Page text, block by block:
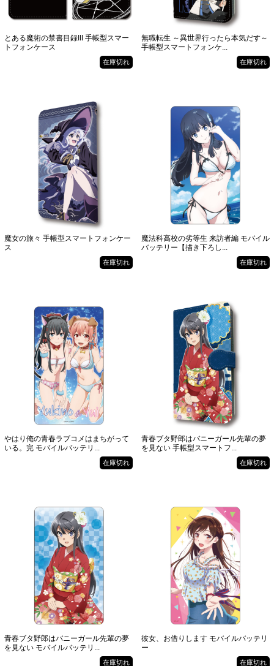
とある魔術の禁書目録III 手帳型スマー
トフォンケース
在庫切れ
無職転生 ～異世界行ったら本気だす～
手帳型スマートフォンケ...
在庫切れ
魔女の旅々 手帳型スマートフォンケー
ス
在庫切れ
魔法科高校の劣等生 来訪者編 モバイル
バッテリー【描き下ろし...
在庫切れ
やはり俺の青春ラブコメはまちがって
いる。完 モバイルバッテリ...
在庫切れ
青春ブタ野郎はバニーガール先輩の夢
を見ない 手帳型スマートフ...
在庫切れ
青春ブタ野郎はバニーガール先輩の夢
を見ない モバイルバッテリ...
在庫切れ
彼女、お借りします モバイルバッテリ
ー
在庫切れ